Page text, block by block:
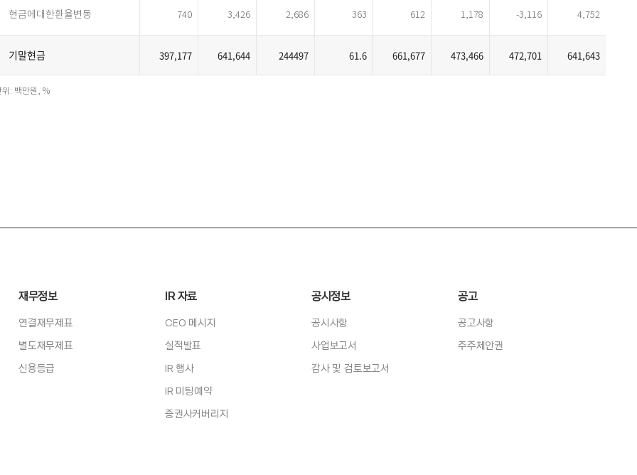
현금에대한환율변동 740 3,426 2,686 363 612 1,178 -3,116 4,752
기말현금 397,177 641,644 244497 61.6 661,677 473,466 472,701 641,643
위: 백만원, %
재무정보
연결재무제표
별도재무제표
신용등급
IR 자료
CEO 메시지
실적발표
IR 행사
IR 미팅예약
증권사커버리지
공시정보
공시사항
사업보고서
감사 및 검토보고서
공고
공고사항
주주제안권